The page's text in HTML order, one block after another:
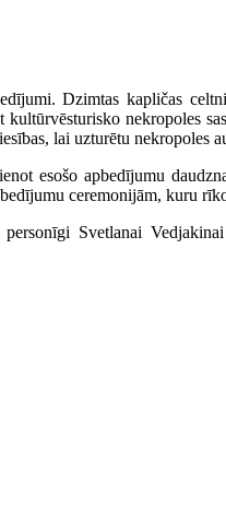
Dzimtas kapličas
nekropoles
lai uzturētu
esošo apbedījumu
ceremonijām, kuru
Svetlanai